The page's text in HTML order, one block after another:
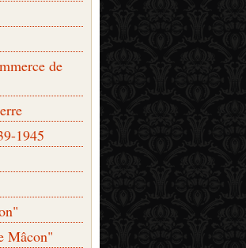
de
1945
Mâcon"